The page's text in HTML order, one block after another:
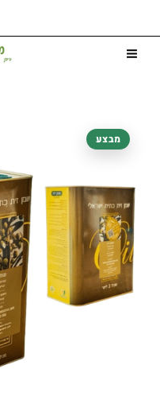
לתוכן
מבצע
המקורי
היה:
490.00 ₪.
כמות
ליטר
שמן
זית
(מנזלינו)
שמן
זית